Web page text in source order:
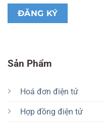
Sản Phẩm
Hoá đơn điện tử
Hợp đồng điện tử